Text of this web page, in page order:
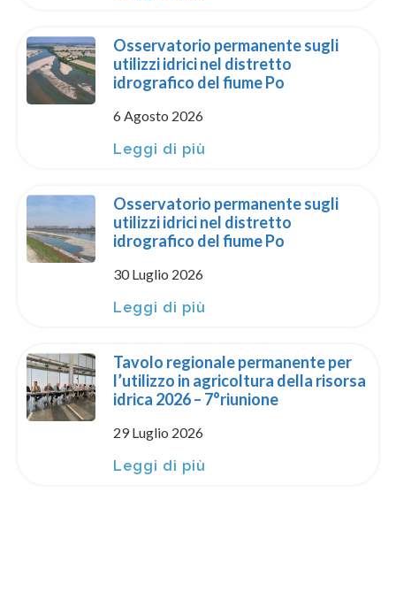
Osservatorio permanente sugli
utilizzi idrici nel distretto
idrografico del fiume Po
6 Agosto 2026
Leggi di più
Osservatorio permanente sugli
utilizzi idrici nel distretto
idrografico del fiume Po
30 Luglio 2026
Leggi di più
Tavolo regionale permanente per
l’utilizzo in agricoltura della risorsa
idrica 2026 – 7°riunione
29 Luglio 2026
Leggi di più